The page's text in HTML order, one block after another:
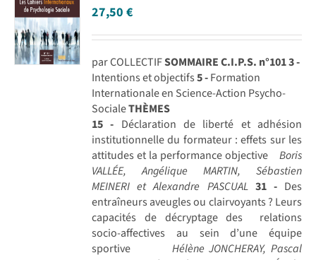
27,50€
par COLLECTIFSOMMAIRE C.I.P.S. n°1013 -
Intentions et objectifs5 -Formation
Internationale en Science-Action Psycho-
SocialeTHÈMES
15 - Déclaration de liberté et adhésion
institutionnelle du formateur : effets sur les
attitudes et la performance objective
Boris
VALLÉE, Angélique MARTIN, Sébastien
MEINERI et Alexandre PASCUAL 31 -Des
entraîneurs aveugles ou clairvoyants ? Leurs
capacités de décryptage des relations
socio-affectives au sein d’une équipe
sportive
Hélène JONCHERAY, Pascal